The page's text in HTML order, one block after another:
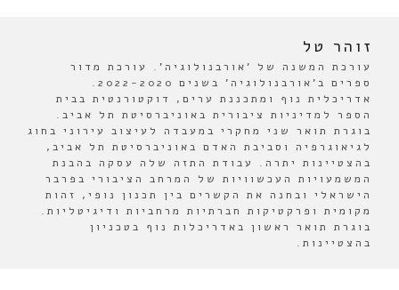
זוהר טל
עורכת המשנה של 'אורבנולוגיה'. עורכת מדור
ספרים ב'אורבנולוגיה' בשנים 2022-2020.
אדריכלית נוף ומתכננת ערים, דוקטורנטית בבית
הספר למדיניות ציבורית באוניברסיטת תל אביב.
בוגרת תואר שני מחקרי במעבדה לעיצוב עירוני בחוג
לגיאוגרפיה וסביבת האדם באוניברסיטת תל אביב,
בהצטיינות יתרה. עבודת התזה שלה עסקה בהבנת
המשמעויות העכשוויות של המרחב הציבורי בפרבר
הישראלי ובחנה את הקשרים בין תכנון נופי, זהות
מקומית ופרקטיקות חברתיות מרחביות ודיגיטליות.
בוגרת תואר ראשון באדריכלות נוף בטכניון
בהצטיינות.